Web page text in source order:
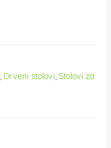
Drveni stolovi Stolovi za